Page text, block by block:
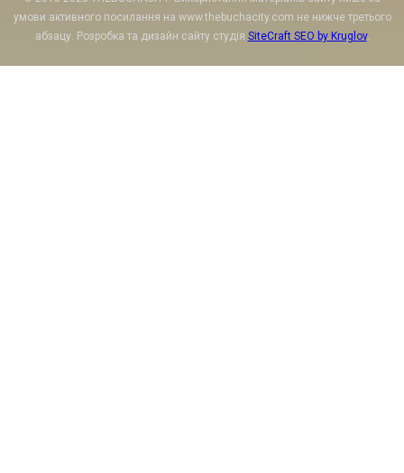
умови активного посилання на www.thebuchacity.com не нижче третього
абзацу. Розробка та дизайн сайту студія SiteCraft SEO by Kruglov.